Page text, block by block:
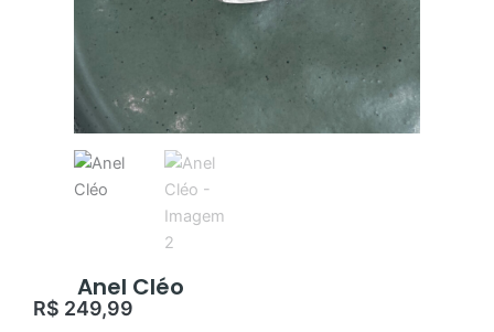
Anel Cléo
R$ 249,99